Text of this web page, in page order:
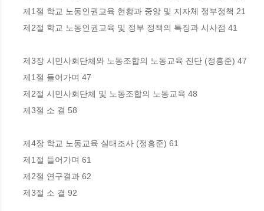
제1절 학교 노동인권교육 현황과 중앙 및 지자체 정부정책 21
제2절 학교 노동인권교육 및 정부 정책의 특징과 시사점 41
제3장 시민사회단체와 노동조합의 노동교육 진단 (정흥준) 47
제1절 들어가며 47
제2절 시민사회단체 및 노동조합의 노동교육 48
제3절 소 결 58
제4장 학교 노동교육 실태조사 (정흥준) 61
제1절 들어가며 61
제2절 연구결과 62
제3절 소 결 92